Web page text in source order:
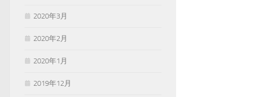
2020年3月
2020年2月
2020年1月
2019年12月